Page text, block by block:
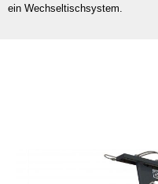
ein Wechseltischsystem.